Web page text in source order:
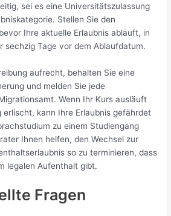
sei es eine Universitätszulassung
Stellen Sie den
Ihre aktuelle Erlaubnis abläuft, in
sechzig Tage vor dem Ablaufdatum.
aufrecht, behalten Sie eine
und melden Sie jede
Wenn Ihr Kurs ausläuft
erlischt, kann Ihre Erlaubnis gefährdet
zu einem Studiengang
Ihnen helfen, den Wechsel zur
so zu terminieren, dass
legalen Aufenthalt gibt.
Fragen